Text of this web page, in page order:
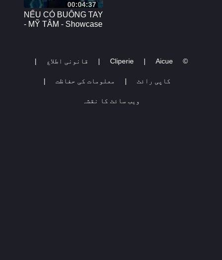
00:04:37
NẾU CÓ BUÔNG TAY
- MỸ TÂM - Showcase
©
Aicue
| Cliperie | قانونی اطلاع |
کاپی رائٹ | معلومات کی حفاظت |
ویب سائٹ کا نقشہ